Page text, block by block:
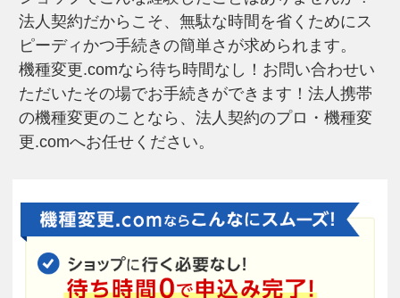
法人契約だからこそ、無駄な時間を省くためにス
ピーディかつ手続きの簡単さが求められます。
機種変更.comなら待ち時間なし！お問い合わせい
ただいたその場でお手続きができます！法人携帯
の機種変更のことなら、法人契約のプロ・機種変
更.comへお任せください。